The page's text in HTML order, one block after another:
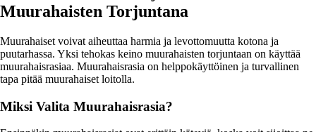
Muurahaisten Torjuntana
Muurahaiset voivat aiheuttaa harmia ja levottomuutta kotona ja
puutarhassa. Yksi tehokas keino muurahaisten torjuntaan on käyttää
muurahaisrasiaa. Muurahaisrasia on helppokäyttöinen ja turvallinen
tapa pitää muurahaiset loitolla.
Miksi Valita Muurahaisrasia?